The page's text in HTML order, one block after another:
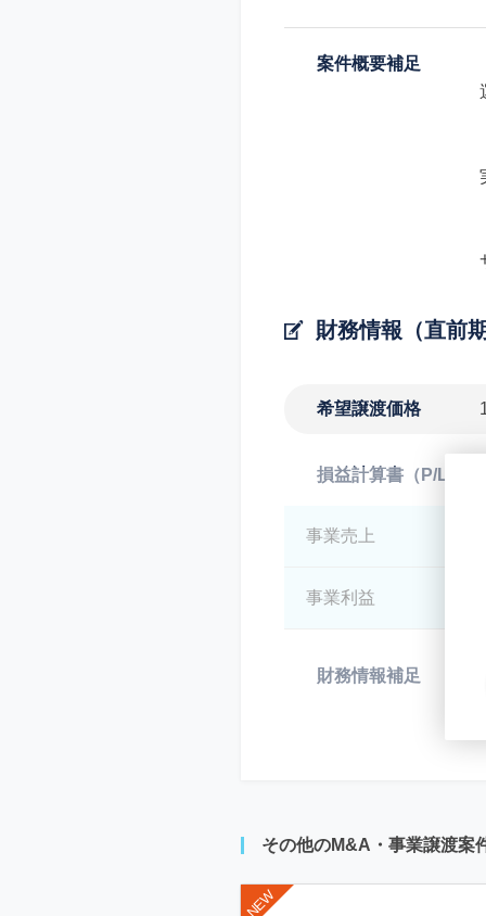
案件概要補足
財務情報（直前
希望譲渡価格
損益計算書（P/L）
事業売上
事業利益
財務情報補足
その他のM&A・事業譲渡案